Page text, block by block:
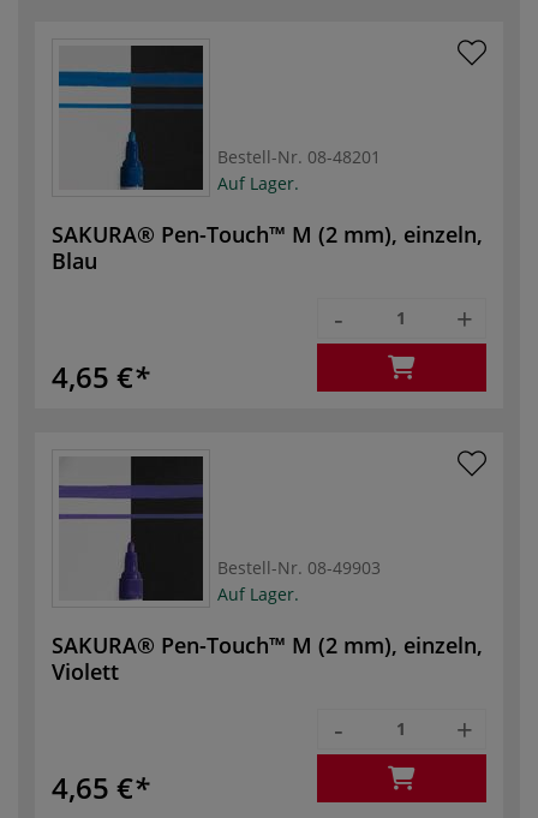
Bestell-Nr. 08-48201
Auf Lager.
SAKURA® Pen-Touch™ M (2 mm), einzeln,
Blau
4,65 €
- +
Bestell-Nr. 08-49903
Auf Lager.
SAKURA® Pen-Touch™ M (2 mm), einzeln,
Violett
4,65 €
- +